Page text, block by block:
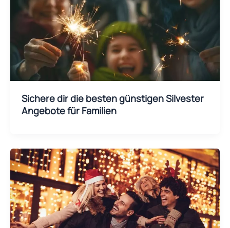
Sichere dir die besten günstigen Silvester
Angebote für Familien